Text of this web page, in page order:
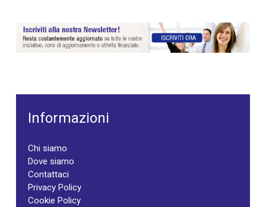
Informazioni
Chi siamo
Dove siamo
Contattaci
Privacy Policy
Cookie Policy